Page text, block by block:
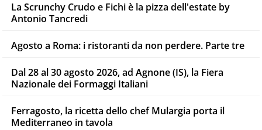
La Scrunchy Crudo e Fichi è la pizza dell'estate by
Antonio Tancredi
Agosto a Roma: i ristoranti da non perdere. Parte tre
Dal 28 al 30 agosto 2026, ad Agnone (IS), la Fiera
Nazionale dei Formaggi Italiani
Ferragosto, la ricetta dello chef Mulargia porta il
Mediterraneo in tavola